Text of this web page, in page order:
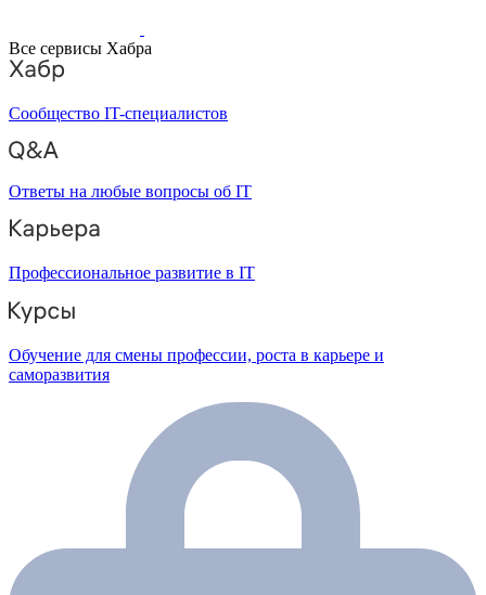
Все сервисы Хабра
Сообщество IT-специалистов
Ответы на любые вопросы об IT
Профессиональное развитие в IT
Обучение для смены профессии, роста в карьере и
саморазвития